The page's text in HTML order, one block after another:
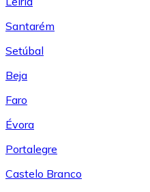
Santarém
Setúbal
Beja
Faro
Évora
Portalegre
Castelo Branco